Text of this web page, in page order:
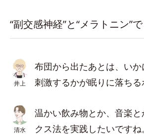
“副交感神経”と“メラトニン”
井上
布団から出たあとは、い
刺激するかが眠りに落ちる
清水
温かい飲み物とか、音楽
クス法を実践したいですね。